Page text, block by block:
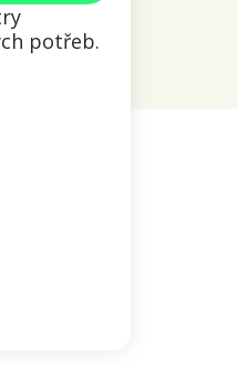
potřeb.